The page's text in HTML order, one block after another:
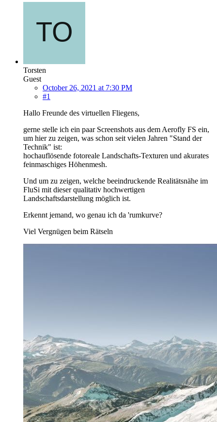
Torsten
Guest
October 26, 2021 at 7:30 PM
#1
Hallo Freunde des virtuellen Fliegens,
gerne stelle ich ein paar Screenshots aus dem Aerofly FS ein,
um hier zu zeigen, was schon seit vielen Jahren "Stand der
Technik" ist:
hochauflösende fotoreale Landschafts-Texturen und akurates
feinmaschiges Höhenmesh.
Und um zu zeigen, welche beeindruckende Realitätsnähe im
FluSi mit dieser qualitativ hochwertigen
Landschaftsdarstellung möglich ist.
Erkennt jemand, wo genau ich da 'rumkurve?
Viel Vergnügen beim Rätseln